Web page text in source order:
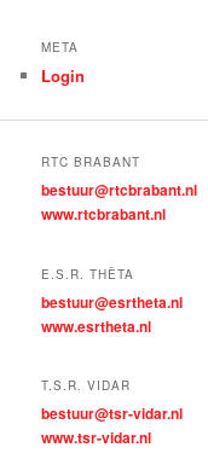
META
Login
RTC BRABANT
bestuur@rtcbrabant.nl
www.rtcbrabant.nl
E.S.R. THÊTA
bestuur@esrtheta.nl
www.esrtheta.nl
T.S.R. VIDAR
bestuur@tsr-vidar.nl
www.tsr-vidar.nl